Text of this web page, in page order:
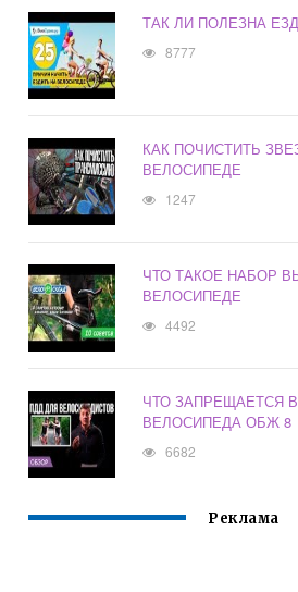
ТАК ЛИ ПОЛЕЗНА
8777
КАК ПОЧИСТИТЬ
ВЕЛОСИПЕДЕ
1247
ЧТО ТАКОЕ НАБОР
ВЕЛОСИПЕДЕ
4492
ЧТО ЗАПРЕЩАЕТСЯ
ВЕЛОСИПЕДА ОБЖ 8
6682
Реклама